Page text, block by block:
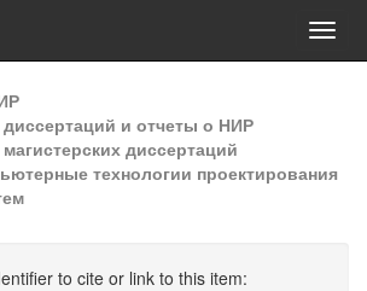
и отчеты о НИР
диссертаций
технологии проектирования
to cite or link to this item: